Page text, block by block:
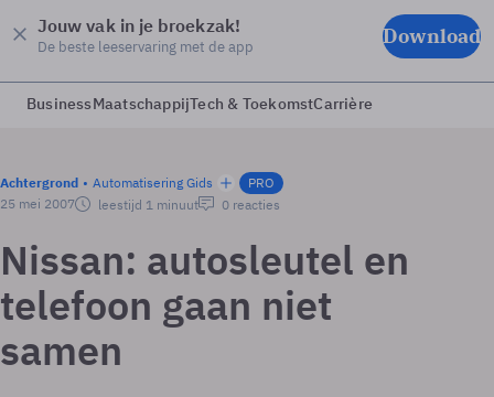
Jouw vak in je broekzak!
De beste leeservaring met de app Download
BusinessMaatschappijTech & ToekomstCarrière
Achtergrond Automatisering Gids
PRO
25 mei 2007
leestijd 1 minuut 0 reacties
Nissan: autosleutel en
telefoon gaan niet
samen